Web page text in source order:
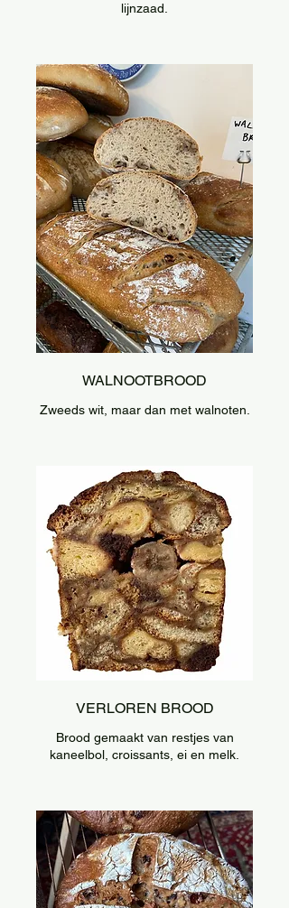
lijnzaad.
WALNOOTBROOD
VERLOREN BROOD
Brood gemaakt van restjes van
kaneelbol, croissants, ei en melk.